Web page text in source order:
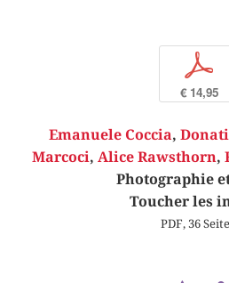
p
€ 14,95
Emanuele Coccia,
Marcoci, Alice Rawsthorn,
Photographie
Toucher les
PDF, 36